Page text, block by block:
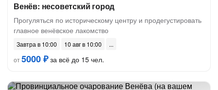
Венёв: несоветский город
Прогуляться по историческому центру и продегустировать
главное венёвское лакомство
Завтра в 10:00
10 авг в 10:00
от5000 ₽за всё до 15 чел.